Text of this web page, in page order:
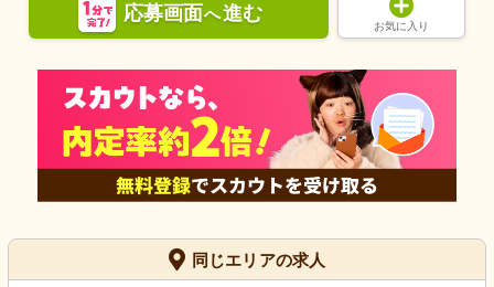
応募画面へ進む
お気に入り
同じエリアの求人